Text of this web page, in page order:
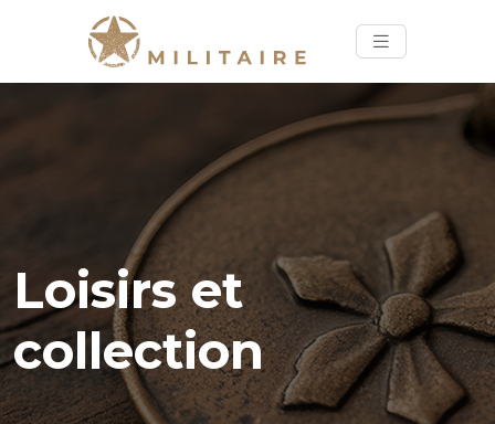
Loisirs et
collection